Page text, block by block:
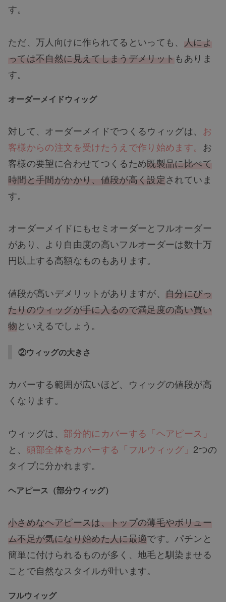
す。
ただ、万人向けに作られてるといっても、
人によ
っては不自然に見えてしまうデメリット もありま
す。
オーダーメイドウィッグ
対して、オーダーメイドでつくるウィッグは、 お
客様からの注文を受けたうえで作り始めます。 お
客様の要望に合わせてつくるため既製品に比べて
時間と手間がかかり、値段が高く設定されていま
す。
オーダーメイドにもセミオーダーとフルオーダー
があり、より自由度の高いフルオーダーは数十万
円以上する高額なものもあります。
値段が高いデメリットがありますが、 自分にぴっ
たりのウィッグが手に入るので満足度の高い買い
物といえるでしょう。
②ウィッグの大きさ
カバーする範囲が広いほど、ウィッグの値段が高
くなります。
ウィッグは、部分的にカバーする「ヘアピース」
と、 頭部全体をカバーする「フルウィッグ」 2つの
タイプに分かれます。
ヘアピース（部分ウィッグ）
小さめなヘアピースは、トップの薄毛やボリュー
ム不足が気になり始めた人に最適です。パチンと
簡単に付けられるものが多く、地毛と馴染ませる
ことで自然なスタイルが叶います。
フルウィッグ